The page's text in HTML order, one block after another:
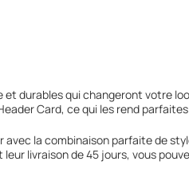
et durables qui changeront votre
Card, ce qui les rend
la combinaison parfaite de
livraison de 45 jours, vous